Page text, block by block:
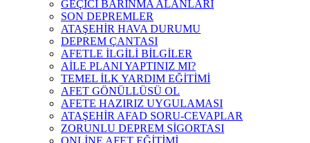
GEÇİCİ BARINMA ALANLARI
SON DEPREMLER
ATAŞEHİR HAVA DURUMU
DEPREM ÇANTASI
AFETLE İLGİLİ BİLGİLER
AİLE PLANI YAPTINIZ MI?
TEMEL İLK YARDIM EĞİTİMİ
AFET GÖNÜLLÜSÜ OL
AFETE HAZIRIZ UYGULAMASI
ATAŞEHİR AFAD SORU-CEVAPLAR
ZORUNLU DEPREM SİGORTASI
ONLİNE AFET EĞİTİMİ